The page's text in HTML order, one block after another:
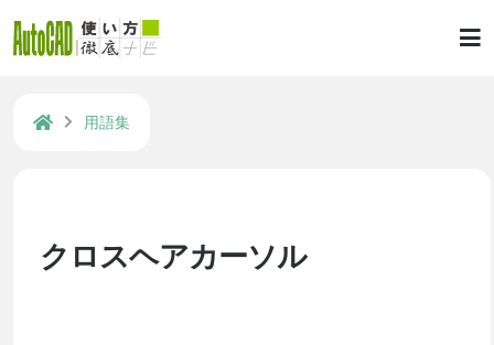
用語集
クロスヘアカーソル